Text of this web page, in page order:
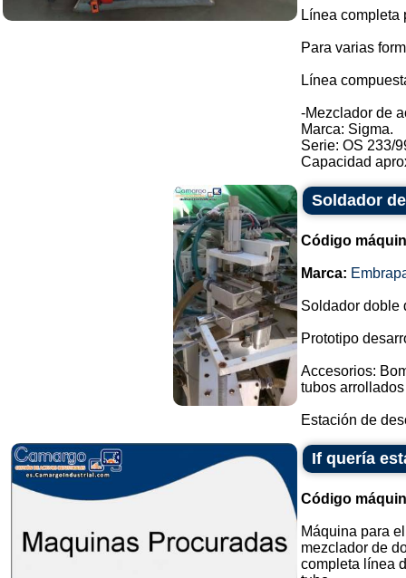
Línea completa
Para varias
Línea
-Mezclador de
Marca: Sigma.
Serie: OS 233/
Capacidad
Soldador
Código
Marca:
Soldador doble
Prototipo
Accesorios:
tubos
Estación de
If quería
Código
Máquina para
mezclador de
completa línea